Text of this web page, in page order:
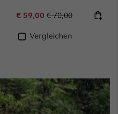
Sale price:
€ 59,00 Regular price:
€ 70,00
Vergleichen